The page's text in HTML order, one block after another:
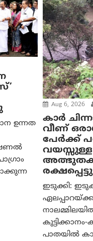
ഉന്നത
Aug 6, 2026
കാര്‍
വീണ്
പേര്‍ക്ക്
വയസ്സുള്ള
രക്ഷപ്പെട്ടു
ഇടുക്കി:
പാതയിൽ